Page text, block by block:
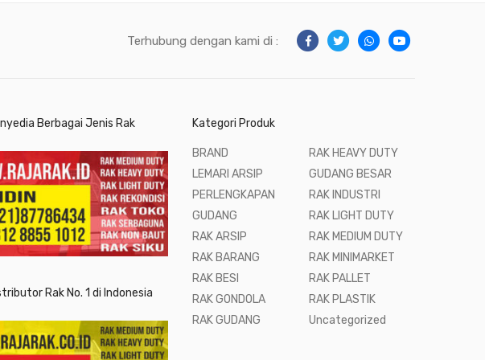
Terhubung dengan kami di :
Berbagai Jenis Rak
Rak No. 1 di Indonesia
Kategori Produk
BRAND
LEMARI ARSIP
PERLENGKAPAN
GUDANG
RAK ARSIP
RAK BARANG
RAK BESI
RAK GONDOLA
RAK GUDANG
RAK HEAVY DUTY
GUDANG BESAR
RAK INDUSTRI
RAK LIGHT DUTY
RAK MEDIUM DUTY
RAK MINIMARKET
RAK PALLET
RAK PLASTIK
Uncategorized